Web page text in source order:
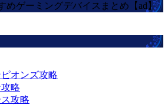
めゲーミングデバイスまとめ【ad】
オンズ攻略
略
攻略